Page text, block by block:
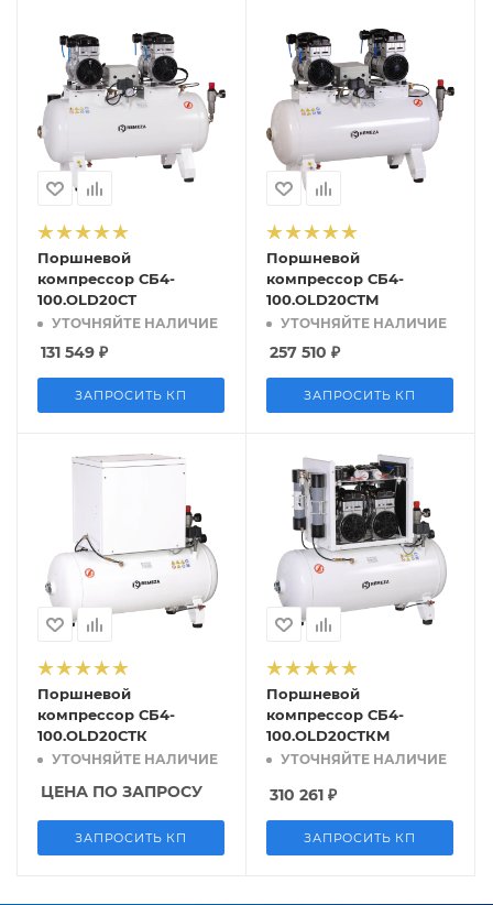
Поршневой
компрессор СБ4-
100.OLD20СТ
УТОЧНЯЙТЕ НАЛИЧИЕ
131 549 ₽
ЗАПРОСИТЬ КП
Поршневой
компрессор СБ4-
100.OLD20СТМ
УТОЧНЯЙТЕ НАЛИЧИЕ
257 510 ₽
ЗАПРОСИТЬ КП
Поршневой
компрессор СБ4-
100.OLD20СТК
УТОЧНЯЙТЕ НАЛИЧИЕ
ЦЕНА ПО ЗАПРОСУ
ЗАПРОСИТЬ КП
Поршневой
компрессор СБ4-
100.OLD20СТКМ
УТОЧНЯЙТЕ НАЛИЧИЕ
310 261 ₽
ЗАПРОСИТЬ КП